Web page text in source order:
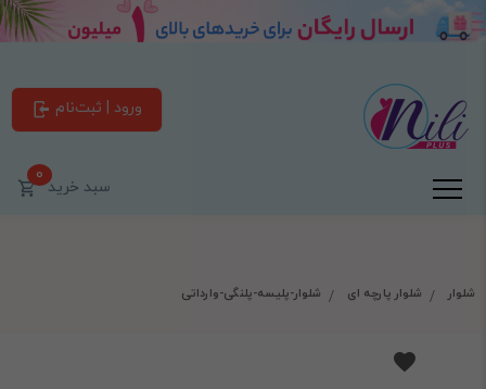
ورود | ثبت‌نام
سبد خرید0
شلوار شلوار پارچه ای شلوار-پلیسه-پلنگی-وارداتی